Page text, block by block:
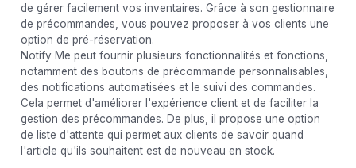
de gérer facilement vos inventaires. Grâce à son gestionnaire
de précommandes, vous pouvez proposer à vos clients une
option de pré-réservation.
Notify Me peut fournir plusieurs fonctionnalités et fonctions,
notamment des boutons de précommande personnalisables,
des notifications automatisées et le suivi des commandes.
Cela permet d'améliorer l'expérience client et de faciliter la
gestion des précommandes. De plus, il propose une option
de liste d'attente qui permet aux clients de savoir quand
l'article qu'ils souhaitent est de nouveau en stock.